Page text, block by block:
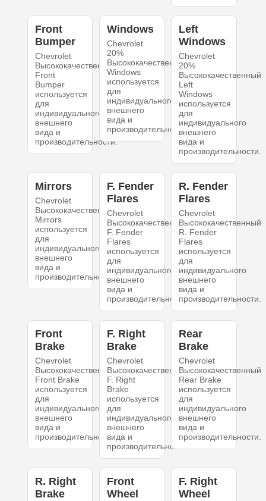
Front
Bumper
Chevrolet
Высококачественный
Front
Bumper
используется
для
индивидуального
внешнего
вида и
производительности.
Windows
Chevrolet
20%
Высококачественный
Windows
используется
для
индивидуального
внешнего
вида и
производительности.
Left
Windows
Chevrolet
20%
Высококачественный
Left
Windows
используется
для
индивидуального
внешнего
вида и
производительности.
Mirrors
Chevrolet
Высококачественный
Mirrors
используется
для
индивидуального
внешнего
вида и
производительности.
F. Fender
Flares
Chevrolet
Высококачественный
F. Fender
Flares
используется
для
индивидуального
внешнего
вида и
производительности.
R. Fender
Flares
Chevrolet
Высококачественный
R. Fender
Flares
используется
для
индивидуального
внешнего
вида и
производительности.
Front
Brake
Chevrolet
Высококачественный
Front Brake
используется
для
индивидуального
внешнего
вида и
производительности.
F. Right
Brake
Chevrolet
Высококачественный
F. Right
Brake
используется
для
индивидуального
внешнего
вида и
производительности.
Rear
Brake
Chevrolet
Высококачественный
Rear Brake
используется
для
индивидуального
внешнего
вида и
производительности.
R. Right
Brake
Front
Wheel
F. Right
Wheel